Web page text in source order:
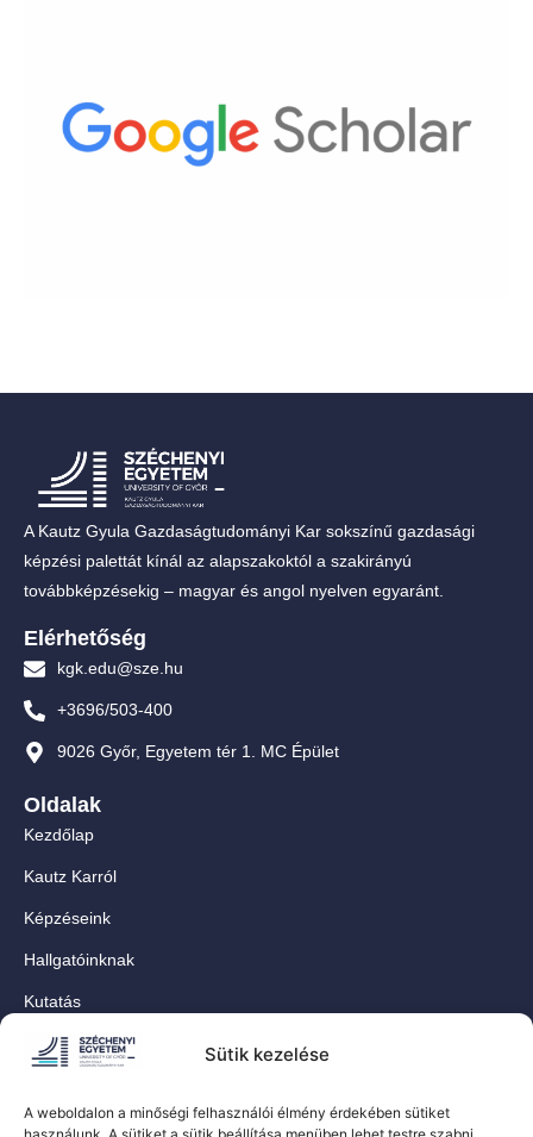
Sütik kezelése
A weboldalon a minőségi felhasználói élmény érdekében sütiket
A Kautz Gyula Gazdaságtudományi Kar sokszínű gazdasági
képzési palettát kínál az alapszakoktól a szakirányú
továbbképzésekig – magyar és angol nyelven egyaránt.
Elérhetőség
kgk.edu@sze.hu
+3696/503-400
9026 Győr, Egyetem tér 1. MC Épület
Oldalak
Kezdőlap
Kautz Karról
Képzéseink
Hallgatóinknak
Kutatás
Munkatársainknak
For Our International Students